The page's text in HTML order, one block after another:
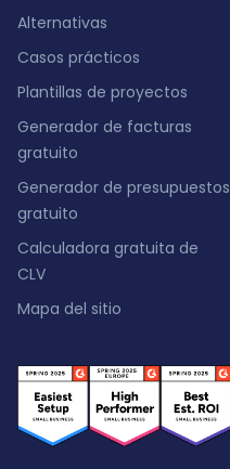
Alternativas
Casos prácticos
Plantillas de proyectos
Generador de facturas
gratuito
Generador de presupuestos
gratuito
Calculadora gratuita de
CLV
Mapa del sitio